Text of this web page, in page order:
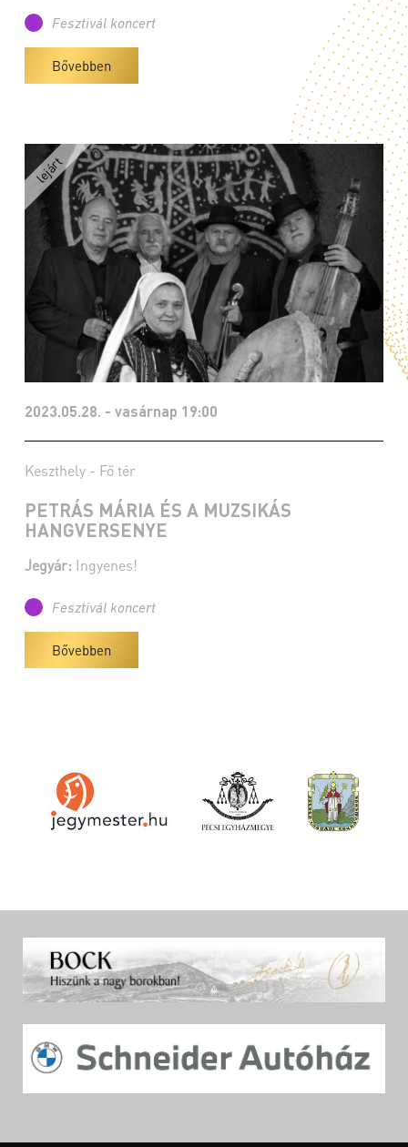
Fesztivál koncert
Bővebben
2023.05.28. - vasárnap 19:00
Keszthely - Fő tér
PETRÁS MÁRIA ÉS A MUZSIKÁS
HANGVERSENYE
Jegyár: Ingyenes!
Fesztivál koncert
Bővebben